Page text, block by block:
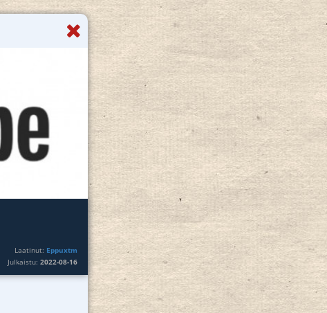
Laatinut: Eppuxtm
Julkaistu:2022-08-16